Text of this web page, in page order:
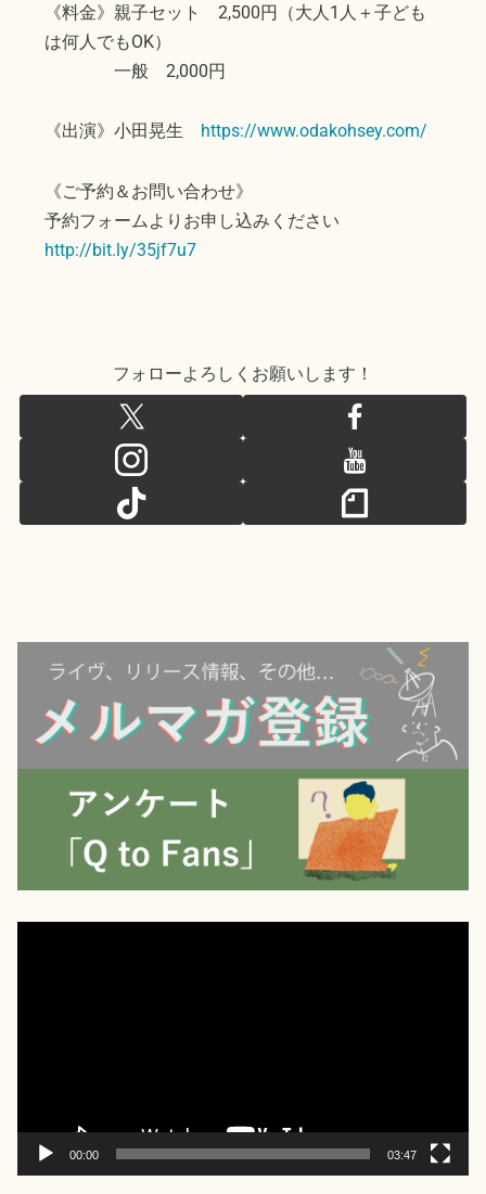
《料金》親子セット 2,500円（大人1人＋子ども
は何人でもOK）
一般 2,000円
《出演》小田晃生 https://www.odakohsey.com/
《ご予約＆お問い合わせ》
予約フォームよりお申し込みください
http://bit.ly/35jf7u7
フォローよろしくお願いします！
00:00 03:47